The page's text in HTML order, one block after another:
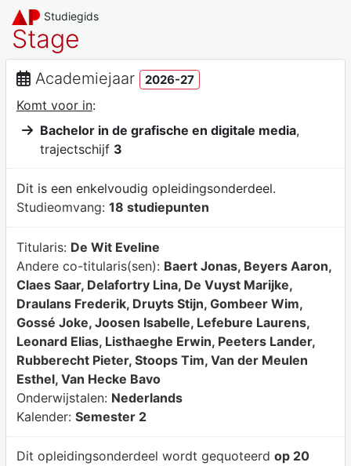
Studiegids
Stage
Academiejaar 2026-27
Komt voor in:
Bachelor in de grafische en digitale media,
trajectschijf 3
Dit is een enkelvoudig opleidingsonderdeel.
Studieomvang: 18 studiepunten
Titularis: De Wit Eveline
Andere co-titularis(sen): Baert Jonas, Beyers Aaron,
Claes Saar, Delafortry Lina, De Vuyst Marijke,
Draulans Frederik, Druyts Stijn, Gombeer Wim,
Gossé Joke, Joosen Isabelle, Lefebure Laurens,
Leonard Elias, Listhaeghe Erwin, Peeters Lander,
Rubberecht Pieter, Stoops Tim, Van der Meulen
Esthel, Van Hecke Bavo
Onderwijstalen: Nederlands
Kalender: Semester 2
Dit opleidingsonderdeel wordt gequoteerd op 20